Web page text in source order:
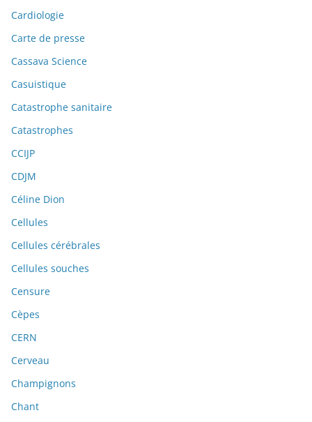
Cardiologie
Carte de presse
Cassava Science
Casuistique
Catastrophe sanitaire
Catastrophes
CCIJP
CDJM
Céline Dion
Cellules
Cellules cérébrales
Cellules souches
Censure
Cèpes
CERN
Cerveau
Champignons
Chant